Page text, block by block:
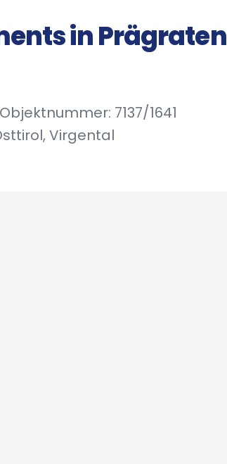
in Prägraten
7137/1641
Virgental